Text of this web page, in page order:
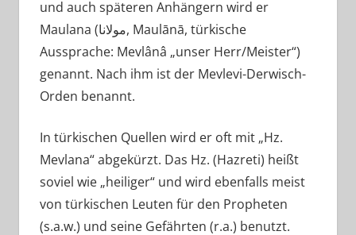
und auch späteren Anhängern wird er
Maulana (‏مولانا‎, Maulānā, türkische
Aussprache: Mevlânâ „unser Herr/Meister“)
genannt. Nach ihm ist der Mevlevi-Derwisch-
Orden benannt.
In türkischen Quellen wird er oft mit „Hz.
Mevlana“ abgekürzt. Das Hz. (Hazreti) heißt
soviel wie „heiliger“ und wird ebenfalls meist
von türkischen Leuten für den Propheten
(s.a.w.) und seine Gefährten (r.a.) benutzt.